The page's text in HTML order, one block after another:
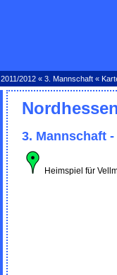
2011/2012 « 3. Mannschaft «
3. Mannschaft
Heimspiel für